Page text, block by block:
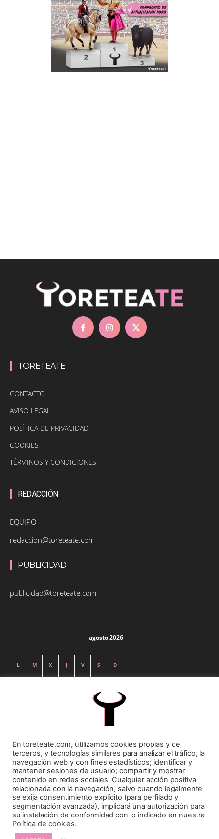
TORETEATE
CONTACTO
AVISO LEGAL
POLÍTICA DE PRIVACIDAD
COOKIES
TÉRMINOS Y CONDICIONES
REDACCIÓN
EQUIPO
redaccion@toreteate.com
PUBLICIDAD
publicidad@toreteate.com
agosto 2026
L M X J V S D
8
9
16
17
18 19 20 21 22
23
24
25 26 27 28 29
30
31
« May
En toreteate.com, utilizamos cookies propias y de
terceros, y tecnologías similares para analizar el tráfico, la
navegación web y con fines estadísticos; identificar y
mantener sesiones de usuario; compartir y mostrar
contenido en redes sociales. Cualquier acción positiva
relacionada con la navegación, salvo cuando legalmente
se exija consentimiento explícito (para perfilado y
segmentación avanzada), implicará una autorización para
su instalación de conformidad con lo indicado en nuestra
Política de cookies.